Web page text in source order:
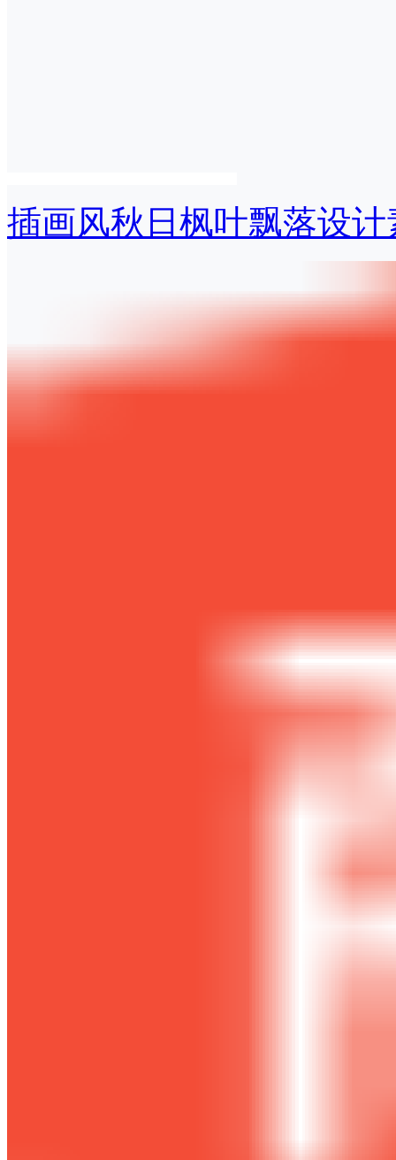
插画风秋日枫叶飘落设计